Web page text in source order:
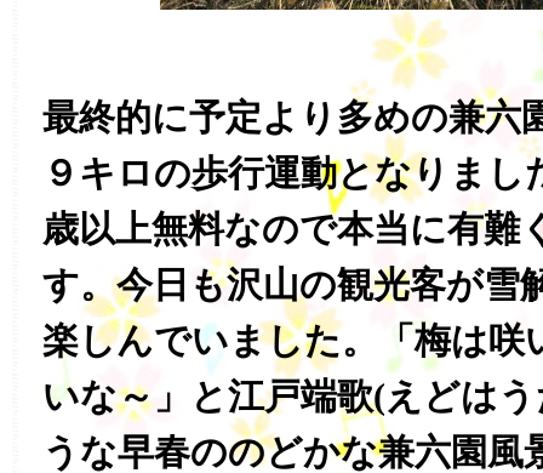
最終的に予定より多めの兼六
９キロの歩行運動となりまし
歳以上無料なので本当に有難
す。今日も沢山の観光客が雪
楽しんでいました。「梅は咲
いな～」と江戸端歌(えどは
うな早春ののどかな兼六園風